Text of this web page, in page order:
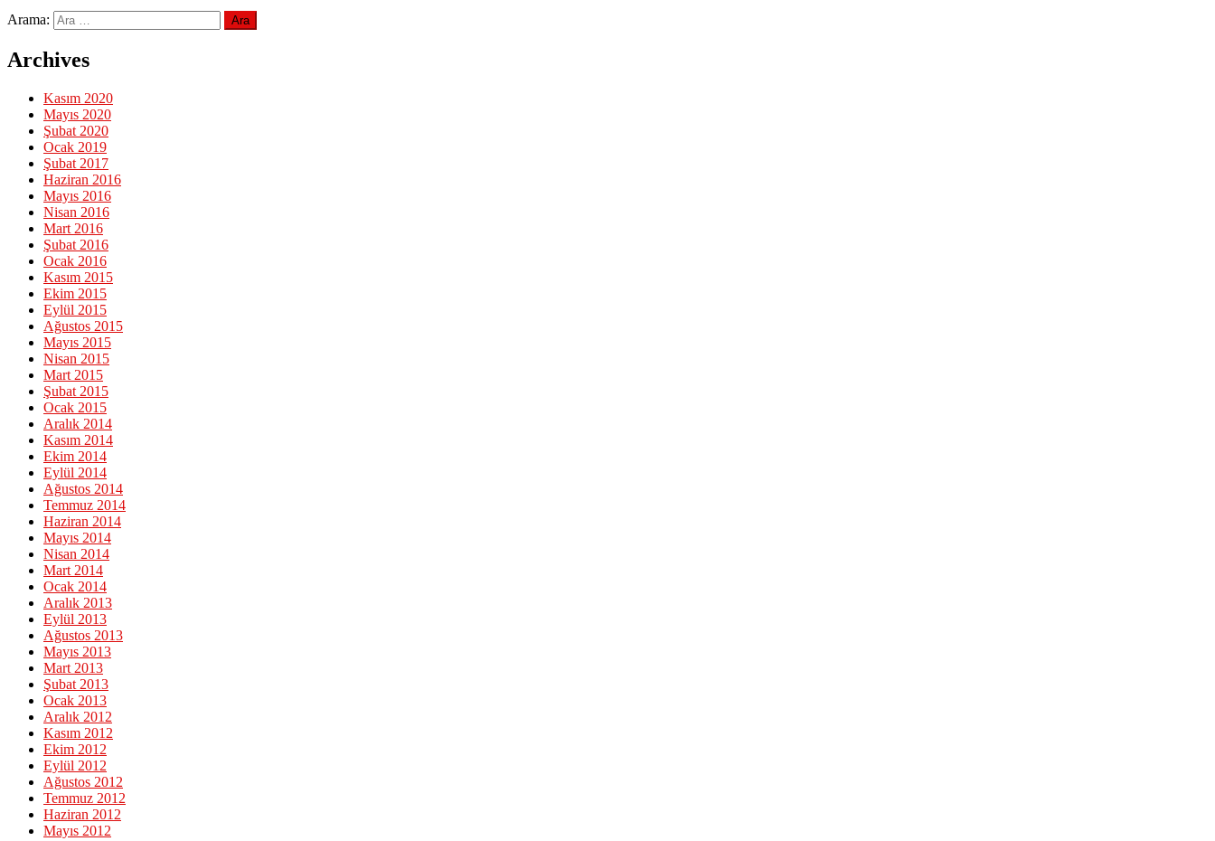
Arama:
Archives
Kasım 2020
Mayıs 2020
Şubat 2020
Ocak 2019
Şubat 2017
Haziran 2016
Mayıs 2016
Nisan 2016
Mart 2016
Şubat 2016
Ocak 2016
Kasım 2015
Ekim 2015
Eylül 2015
Ağustos 2015
Mayıs 2015
Nisan 2015
Mart 2015
Şubat 2015
Ocak 2015
Aralık 2014
Kasım 2014
Ekim 2014
Eylül 2014
Ağustos 2014
Temmuz 2014
Haziran 2014
Mayıs 2014
Nisan 2014
Mart 2014
Ocak 2014
Aralık 2013
Eylül 2013
Ağustos 2013
Mayıs 2013
Mart 2013
Şubat 2013
Ocak 2013
Aralık 2012
Kasım 2012
Ekim 2012
Eylül 2012
Ağustos 2012
Temmuz 2012
Haziran 2012
Mayıs 2012